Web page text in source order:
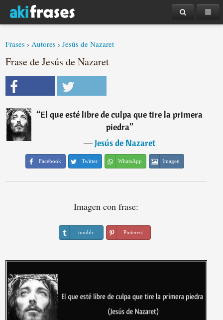
Frases ›Autores ›Jesús de Nazaret
Frase de Jesús de Nazaret
“El que esté libre de culpa que tire la primera
piedra”
―Jesús de Nazaret
Facebook Twitter WhatsApp Imagen
Imagen con frase:
tumblr Pinterest